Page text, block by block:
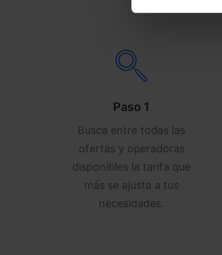
Paso 1
Busca entre todas las
ofertas y operadoras
disponibles la tarifa que
más se ajusta a tus
necesidades.